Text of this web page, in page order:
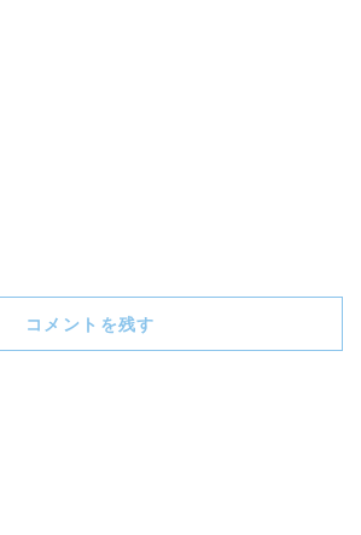
コメントを残す